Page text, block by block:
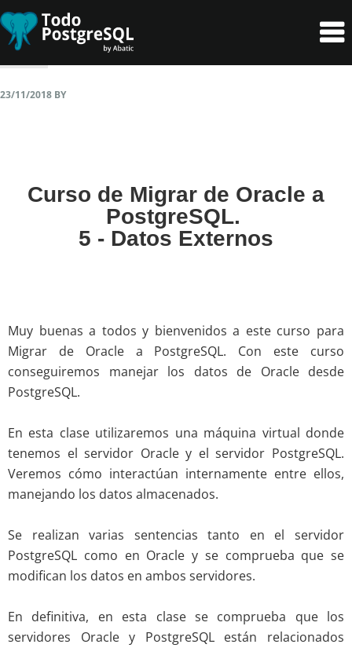
Skip
to
primary
Skip
to
content
23/11/2018 BY
Curso de Migrar de Oracle a
PostgreSQL.
5 - Datos Externos
Muy buenas a todos y bienvenidos a este curso para
Migrar de Oracle a PostgreSQL. Con este curso
conseguiremos manejar los datos de Oracle desde
PostgreSQL.
En esta clase utilizaremos una máquina virtual donde
tenemos el servidor Oracle y el servidor PostgreSQL.
Veremos cómo interactúan internamente entre ellos,
manejando los datos almacenados.
Se realizan varias sentencias tanto en el servidor
PostgreSQL como en Oracle y se comprueba que se
modifican los datos en ambos servidores.
En definitiva, en esta clase se comprueba que los
servidores Oracle y PostgreSQL están relacionados